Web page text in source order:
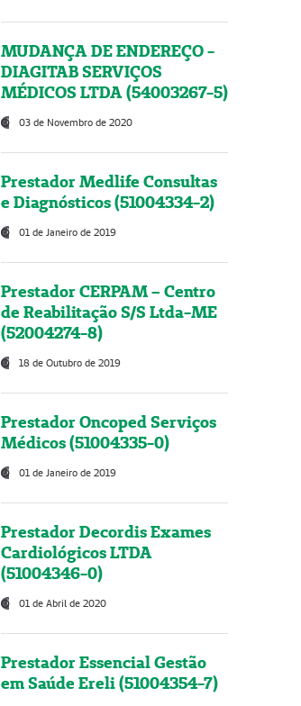
MUDANÇA DE ENDEREÇO -
DIAGITAB SERVIÇOS
MÉDICOS LTDA (54003267-5)
03 de Novembro de 2020
Prestador Medlife Consultas
e Diagnósticos (51004334-2)
01 de Janeiro de 2019
Prestador CERPAM – Centro
de Reabilitação S/S Ltda-ME
(52004274-8)
18 de Outubro de 2019
Prestador Oncoped Serviços
Médicos (51004335-0)
01 de Janeiro de 2019
Prestador Decordis Exames
Cardiológicos LTDA
(51004346-0)
01 de Abril de 2020
Prestador Essencial Gestão
em Saúde Ereli (51004354-7)